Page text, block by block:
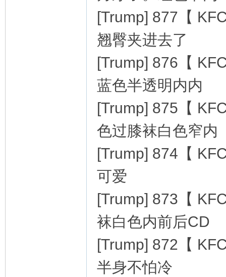
[Trump] 877【
翘臀夹进去了
[Trump] 876【
蓝色半透明内内
[Trump] 875【
色过膝袜白色窄内
[Trump] 874【
可爱
[Trump] 873【
袜白色内前后CD
[Trump] 872【
半身不怕冷